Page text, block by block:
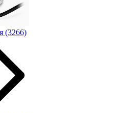
(3266)